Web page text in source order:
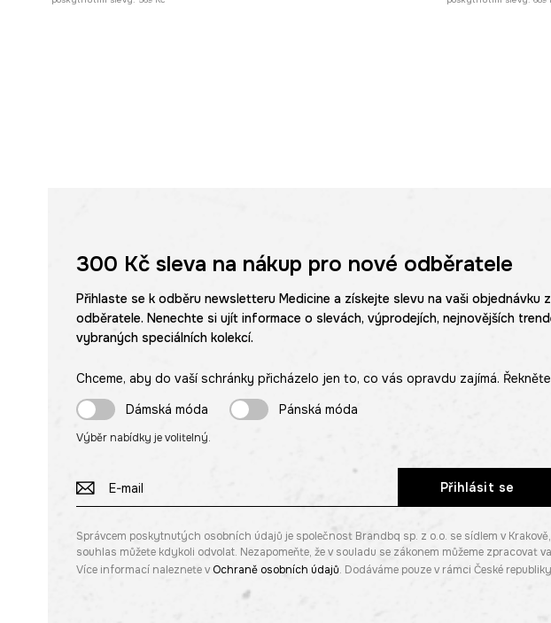
300 Kčsleva na nákup pro nové odběratele
Přihlaste se k odběru newsletteru Medicine a získejte slevu na vaši objednávku
odběratele. Nenechte si ujít informace o slevách, výprodejích, nejnovějších
vybraných speciálních kolekcí.
Chceme, aby do vaší schránky přicházelo jen to, co vás opravdu zajímá.
Dámská móda
Pánská móda
Výběr nabídky je volitelný.
Přihlásit se
Správcem poskytnutých osobních údajů je společnost Brandbq sp. z o.o. se sídlem v
souhlas můžete kdykoli odvolat. Nezapomeňte, že v souladu se zákonem můžeme zpracovat
Více informací naleznete v Ochraně osobních údajů. Dodáváme pouze v rámci České